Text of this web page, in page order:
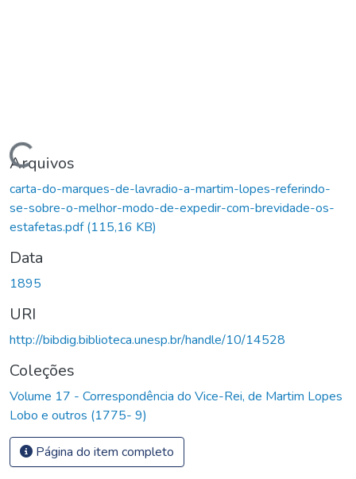
Carregando...
Arquivos
carta-do-marques-de-lavradio-a-martim-lopes-referindo-
se-sobre-o-melhor-modo-de-expedir-com-brevidade-os-
estafetas.pdf(115,16 KB)
Data
1895
URI
http://bibdig.biblioteca.unesp.br/handle/10/14528
Coleções
Volume 17 - Correspondência do Vice-Rei, de Martim Lopes
Lobo e outros (1775- 9)
Página do item completo